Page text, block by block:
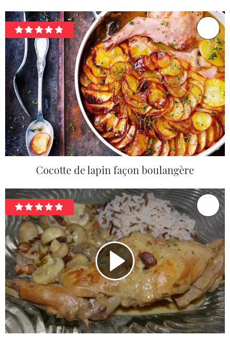
Cocotte de lapin façon boulangère